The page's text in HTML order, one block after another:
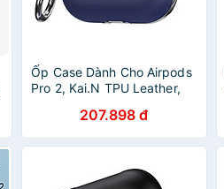
Ốp Case Dành Cho Airpods
Pro 2, Kai.N TPU Leather,
Siêu Bền - Hàng Chính
Hãng
207.898 đ